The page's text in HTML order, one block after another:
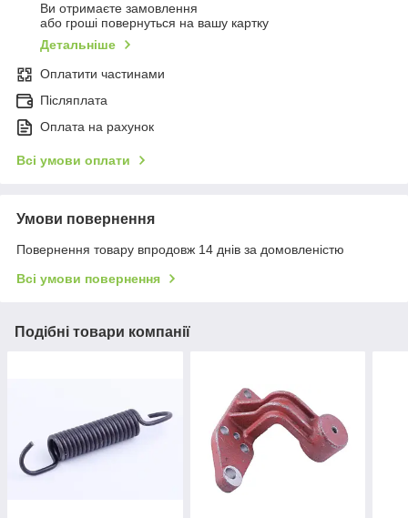
Ви отримаєте замовлення
або гроші повернуться на вашу картку
Детальніше
Оплатити частинами
Післяплата
Оплата на рахунок
Всі умови оплати
Умови повернення
Повернення товару впродовж 14 днів за домовленістю
Всі умови повернення
Подібні товари компанії